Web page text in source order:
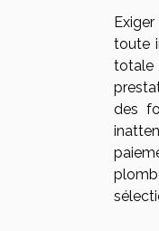
toute
totale
des